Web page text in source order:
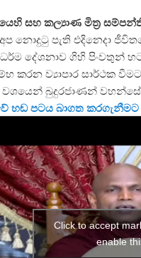
සහ කල්‍යාණ මිත්‍ර
නොදුටු පැති එදිනෙදා
දේශනාව ගිහි පිංවතුන්
කරන ව්‍යාපාර සාර්ථක
බුදුරජාණන් වහන්සේ
හඬ පටය බාගත
Click to accept
enable